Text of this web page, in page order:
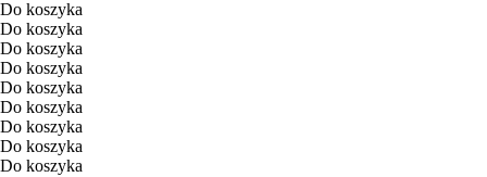
Do koszyka
Do koszyka
Do koszyka
Do koszyka
Do koszyka
Do koszyka
Do koszyka
Do koszyka
Do koszyka